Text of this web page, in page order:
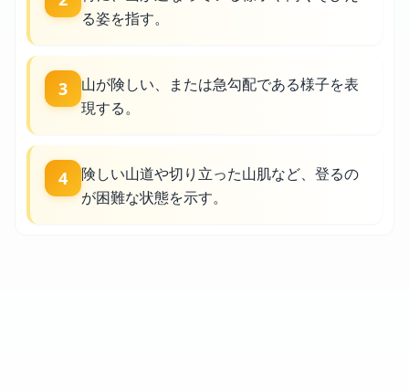
る姿を指す。
3
山が険しい、または急勾配である様子を表
現する。
4
険しい山道や切り立った山肌など、登るの
が困難な状態を示す。